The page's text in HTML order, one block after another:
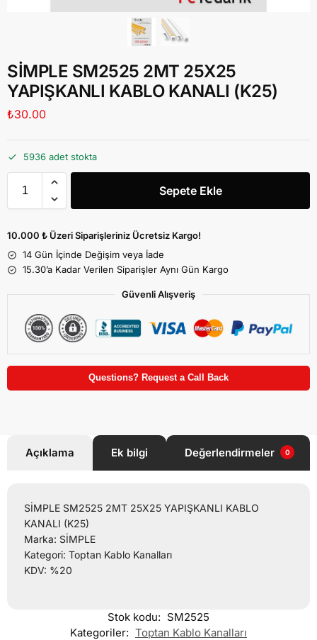
SİMPLE SM2525 2MT 25X25
YAPIŞKANLI KABLO KANALI (K25)
₺30.00
5936 adet stokta
Sepete Ekle
10.000 ₺ Üzeri Siparişleriniz Ücretsiz Kargo!
14 Gün İçinde Değişim veya İade
15.30’a Kadar Verilen Siparişler Aynı Gün Kargo
Güvenli Alışveriş
Questions? Request a Call Back
Açıklama Ek bilgi Değerlendirmeler 0
SİMPLE SM2525 2MT 25X25 YAPIŞKANLI KABLO
KANALI (K25)
Marka: SİMPLE
Kategori: Toptan Kablo Kanalları
KDV: %20
Stok kodu: SM2525
Kategoriler: Toptan Kablo Kanalları